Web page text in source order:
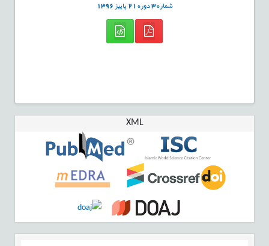
شماره3دوره21پاییز1396
XML